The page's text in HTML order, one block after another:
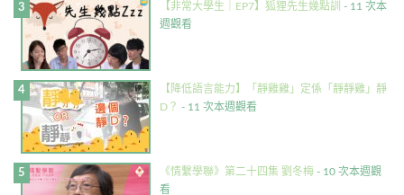
【非常大學生｜EP7】狐狸先生幾點訓 - 11 次本
週觀看
【降低語言能力】「靜雞雞」定係「靜靜雞」靜
D？ - 11 次本週觀看
《情繫學聯》第二十四集 劉冬梅 - 10 次本週觀
看